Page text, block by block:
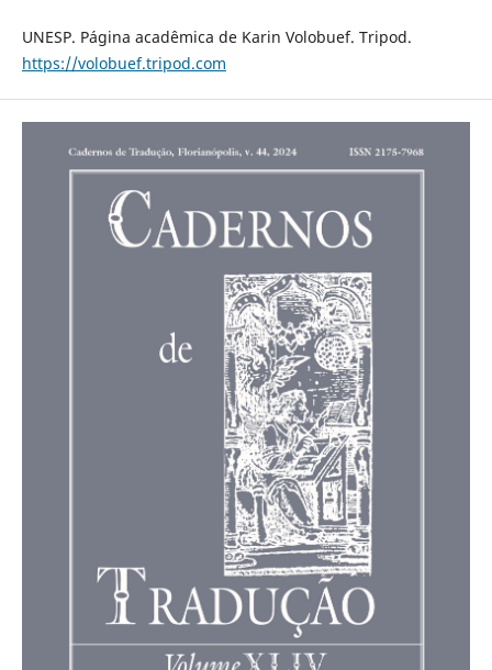
UNESP. Página acadêmica de Karin Volobuef. Tripod.
https://volobuef.tripod.com